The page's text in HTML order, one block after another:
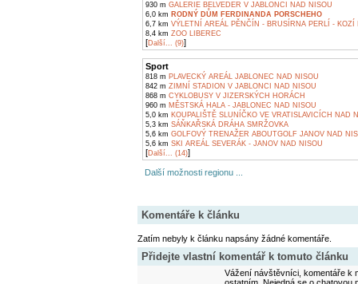
930 m GALERIE BELVEDER V JABLONCI NAD NISOU
6,0 km RODNÝ DŮM FERDINANDA PORSCHEHO
6,7 km VÝLETNÍ AREÁL PĚNČÍN - BRUSÍRNA PERLÍ - KOZÍ
8,4 km ZOO LIBEREC
[Další... (9)]
Sport
818 m PLAVECKÝ AREÁL JABLONEC NAD NISOU
842 m ZIMNÍ STADION V JABLONCI NAD NISOU
868 m CYKLOBUSY V JIZERSKÝCH HORÁCH
960 m MĚSTSKÁ HALA - JABLONEC NAD NISOU
5,0 km KOUPALIŠTĚ SLUNÍČKO VE VRATISLAVICÍCH NAD
5,3 km SÁŇKAŘSKÁ DRÁHA SMRŽOVKA
5,6 km GOLFOVÝ TRENAŽER ABOUTGOLF JANOV NAD
5,6 km SKI AREÁL SEVERÁK - JANOV NAD NISOU
[Další... (14)]
Další možnosti regionu ...
Komentáře k článku
Zatím nebyly k článku napsány žádné komentáře.
Přidejte vlastní komentář k tomuto článku
Vážení návštěvníci, komentáře k